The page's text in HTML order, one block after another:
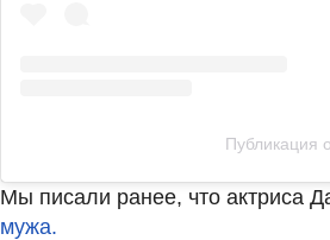
Публикация
Мы писали ранее, что актриса
мужа.